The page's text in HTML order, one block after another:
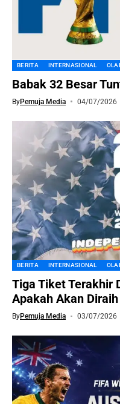
BERITA INTERNASIONAL
Babak 32 Besar
ByPemuja Media 04/07/2026
BERITA INTERNASIONAL
Tiga Tiket Terakhir
Apakah Akan
ByPemuja Media 03/07/2026